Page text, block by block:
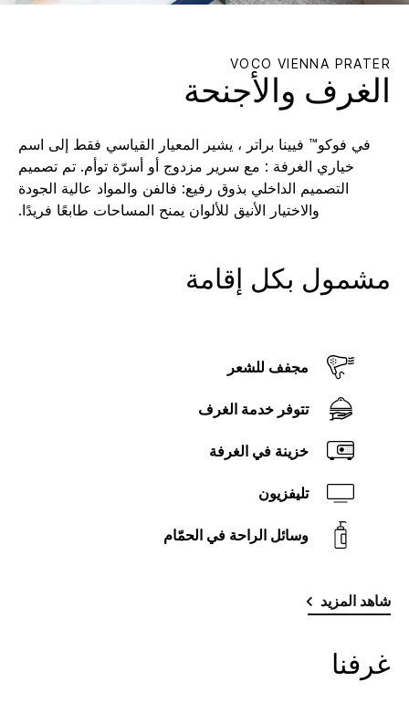
VOCO VIENNA PRATER
الغرف والأجنحة
في فوكو™ فيينا براتر ، يشير المعيار القياسي فقط إلى اسم
خياري الغرفة : مع سرير مزدوج أو أسرّة توأم. تم تصميم
التصميم الداخلي بذوق رفيع: فالفن والمواد عالية الجودة
والاختيار الأنيق للألوان يمنح المساحات طابعًا فريدًا.
مشمول بكل إقامة
مجفف للشعر
تتوفر خدمة الغرف
خزينة في الغرفة
تليفزيون
وسائل الراحة في الحمّام
شاهد المزيد
غرفنا